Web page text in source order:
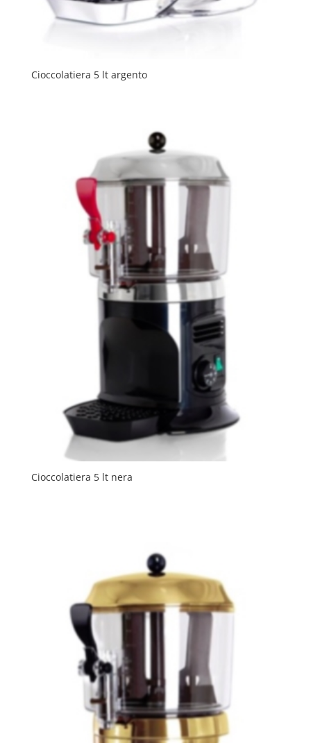
Cioccolatiera 5 lt argento
Cioccolatiera 5 lt nera